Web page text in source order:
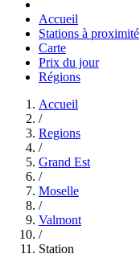
Accueil
Stations à proximité
Carte
Prix du jour
Régions
Accueil
/
Regions
/
Grand Est
/
Moselle
/
Valmont
/
Station